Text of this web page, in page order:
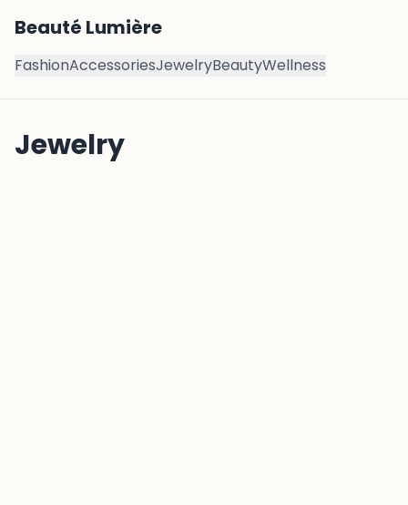
Beauté Lumière
FashionAccessoriesJewelryBeautyWellness
Jewelry